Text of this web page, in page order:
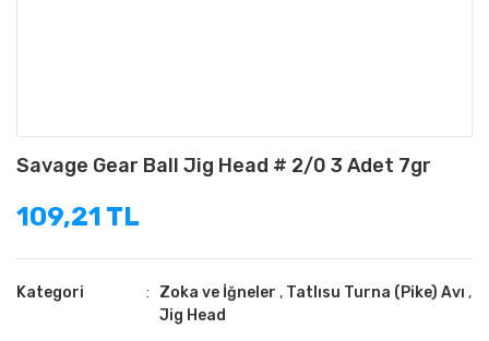
Savage Gear Ball Jig Head # 2/0 3 Adet 7gr
109,21 TL
Kategori Zoka ve İğneler , Tatlısu Turna (Pike) Avı ,
Jig Head